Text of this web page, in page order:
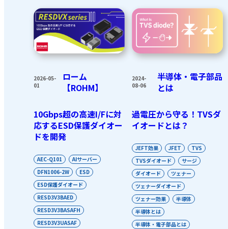
2026-05-
01
ローム
【ROHM】
10Gbps超の高速I/Fに対
応するESD保護ダイオー
ドを開発
AEC-Q101
AIサーバー
DFN1006-2W
ESD
ESD保護ダイオード
RESD3V3BAED
RESD3V3BASAFH
RESD3V3UASAF
2024-
08-06
半導体・電子部品
とは
過電圧から守る！TVSダ
イオードとは？
JEFT効果 JFET
TVS
TVSダイオード
サージ
ダイオード
ツェナー
ツェナーダイオード
ツェナー効果
半導体
半導体とは
半導体・電子部品とは